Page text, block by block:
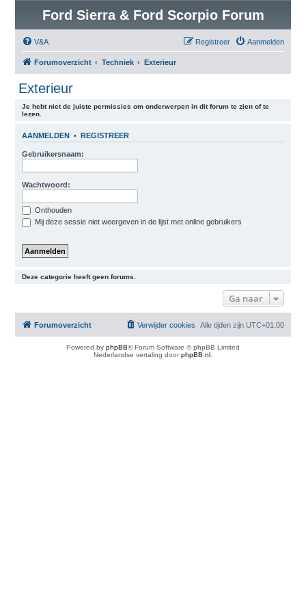
Ford Sierra & Ford Scorpio Forum
V&A Aanmelden
Registreer
Forumoverzicht Techniek Exterieur
Exterieur
Je hebt niet de juiste permissies om onderwerpen in dit forum te zien of te
lezen.
AANMELDEN • REGISTREER
Gebruikersnaam:
Wachtwoord:
Onthouden
Mij deze sessie niet weergeven in de lijst met online gebruikers
Deze categorie heeft geen forums.
Ga naar
Forumoverzicht Alle tijden zijn UTC+01:00
Verwijder cookies
Powered by phpBB® Forum Software © phpBB Limited
Nederlandse vertaling doorphpBB.nl